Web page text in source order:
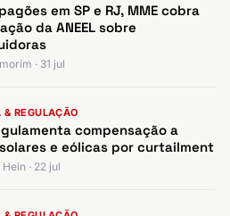
em SP e RJ, MME cobra
da ANEEL sobre
· 31 jul
& REGULAÇÃO
compensação a
e eólicas por curtailment
· 22 jul